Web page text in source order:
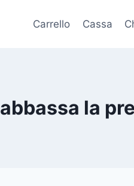
Carrello Cassa
abbassa la